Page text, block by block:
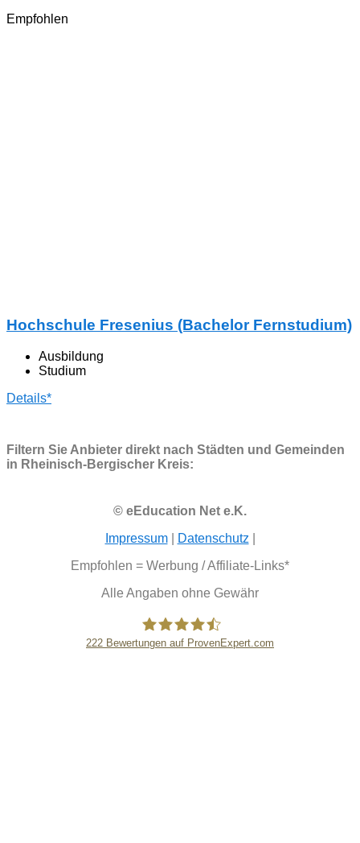
Empfohlen
Hochschule Fresenius (Bachelor Fernstudium)
Ausbildung
Studium
Details*
Filtern Sie Anbieter direkt nach Städten und Gemeinden
in Rheinisch-Bergischer Kreis:
© eEducation Net e.K.
Impressum| Datenschutz
Empfohlen = Werbung / Affiliate-Links*
Alle Angaben ohne Gewähr
222 Bewertungen auf ProvenExpert.com